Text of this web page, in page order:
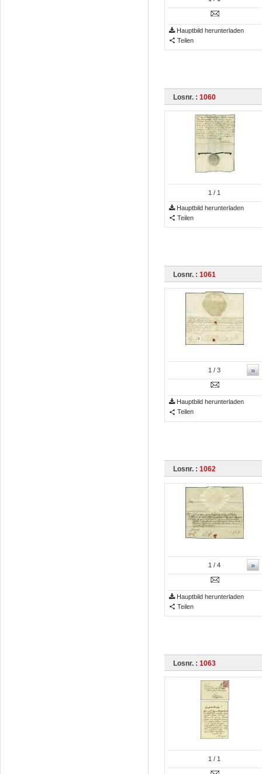
Hauptbild herunterladen
Teilen
Losnr. : 1060
1 / 1
Hauptbild herunterladen
Teilen
Losnr. : 1061
»
1 / 3
Hauptbild herunterladen
Teilen
Losnr. : 1062
»
1 / 4
Hauptbild herunterladen
Teilen
Losnr. : 1063
1 / 1